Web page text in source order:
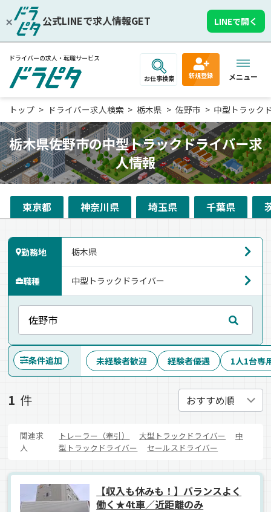
公式LINEで求人情報GET LINEで開く
ドライバーの求人・転職サービス
お仕事検索 新規登録 メニュー
トップ ドライバー求人検索 栃木県 佐野市 中型トラック
栃木県佐野市の中型トラックドライバー求
人情報
東京都 神奈川県 埼玉県 千葉県
勤務地
職種
条件追加 未経験者歓迎 経験者優遇 1人1台専
1 件
関連求
人
トレーラー（牽引） 大型トラックドライバー
中
型トラックドライバー
セールスドライバー
【収入も休みも！】バランスよく
働く★4t車／近距離のみ